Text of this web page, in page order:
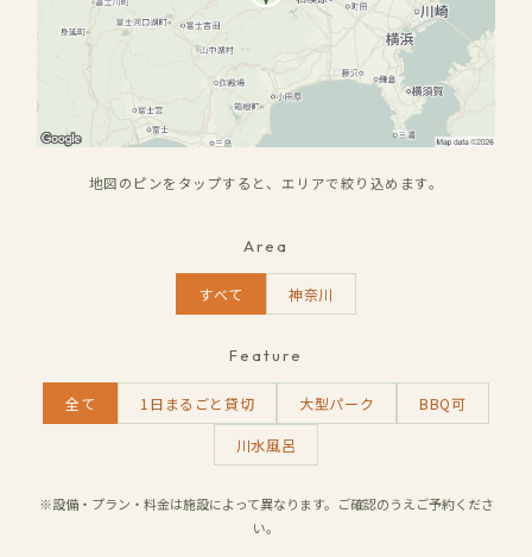
地図のピンをタップすると、エリアで絞り込めます。
Area
すべて 神奈川
Feature
全て 1日まるごと貸切 大型パーク BBQ可
川水風呂
※設備・プラン・料金は施設によって異なります。ご確認のうえご予約くださ
い。